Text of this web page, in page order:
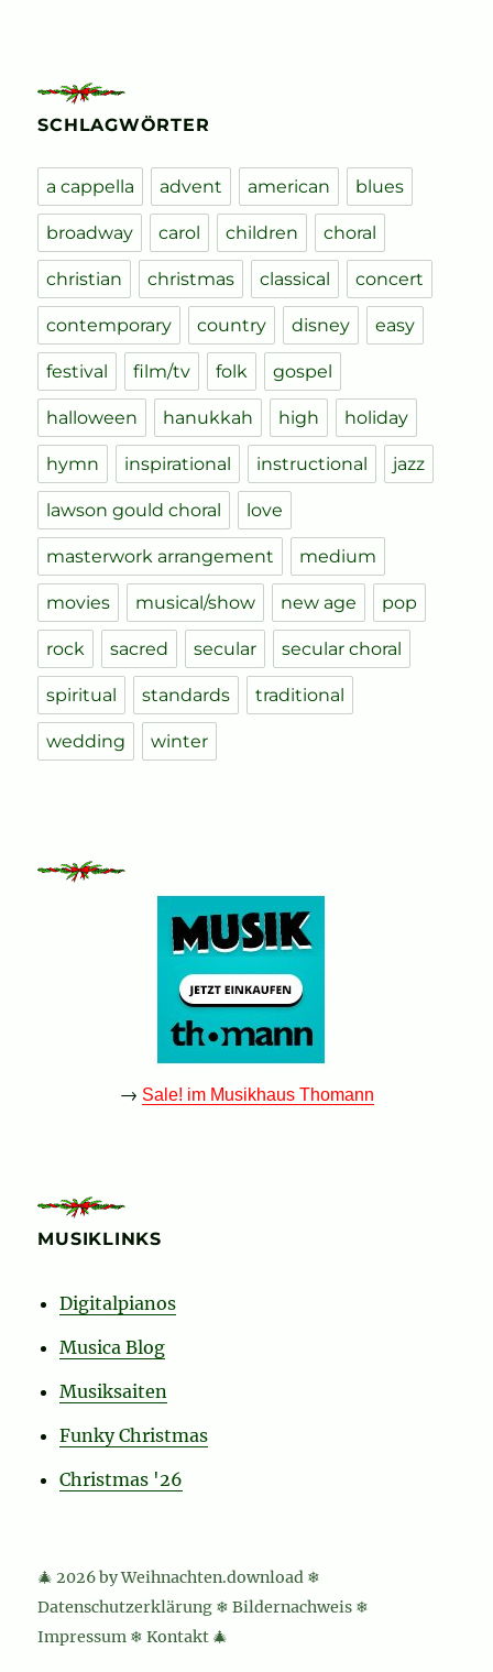
SCHLAGWÖRTER
a cappella advent american blues
broadway carol children choral
christian christmas classical concert
contemporary country disney easy
festival film/tv folk gospel
halloween hanukkah high holiday
hymn inspirational instructional jazz
lawson gould choral love
masterwork arrangement medium
movies musical/show new age pop
rock sacred secular secular choral
spiritual standards traditional
wedding winter
→ Sale! im Musikhaus Thomann
MUSIKLINKS
Digitalpianos
Musica Blog
Musiksaiten
Funky Christmas
Christmas '26
🎄 2026 by Weihnachten.download ❄
Datenschutzerklärung ❄Bildernachweis ❄
Impressum ❄Kontakt 🎄